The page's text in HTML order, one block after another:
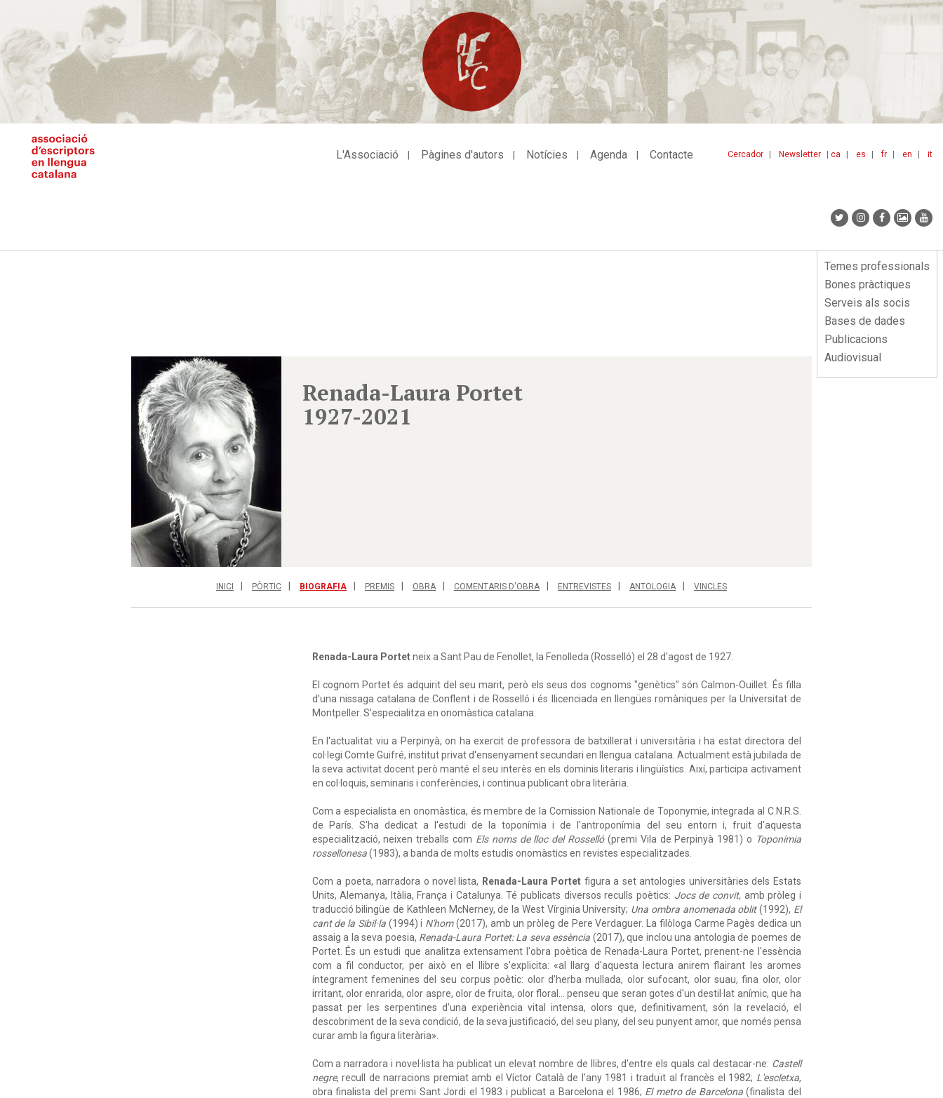
contingut
ca es fr en it
Cercador Newsletter
L'Associació Pàgines d'autors Notícies Agenda Contacte
Menu
lateral
Temes professionals
Bones pràctiques
Serveis als socis
Bases de dades
Publicacions
Audiovisual
Renada-Laura Portet
1927-2021
INICI PÒRTIC BIOGRAFIA PREMIS OBRA COMENTARIS D'OBRA ENTREVISTES ANTOLOGIA VINCLES
Renada-Laura Portetneix a Sant Pau de Fenollet, la Fenolleda (Rosselló) el 28 d'agost de 1927.
El cognom Portet és adquirit del seu marit, però els seus dos cognoms "genètics" són Calmon-Ouillet. És filla
d'una nissaga catalana de Conflent i de Rosselló i és llicenciada en llengües romàniques per la Universitat de
Montpeller. S'especialitza en onomàstica catalana.
En l'actualitat viu a Perpinyà, on ha exercit de professora de batxillerat i universitària i ha estat directora del
col·legi Comte Guifré, institut privat d'ensenyament secundari en llengua catalana. Actualment està jubilada de
la seva activitat docent però manté el seu interès en els dominis literaris i lingüístics. Així, participa activament
en col·loquis, seminaris i conferències, i continua publicant obra literària.
Com a especialista en onomàstica, és membre de la Comission Nationale de Toponymie, integrada al C.N.R.S.
de París. S'ha dedicat a l'estudi de la toponímia i de l'antroponímia del seu entorn i, fruit d'aquesta
especialització, neixen treballs com Els noms de lloc del Rosselló(premi Vila de Perpinyà 1981) o Toponímia
rossellonesa(1983), a banda de molts estudis onomàstics en revistes especialitzades.
Com a poeta, narradora o novel·lista, Renada-Laura Portet figura a set antologies universitàries dels Estats
Units, Alemanya, Itàlia, França i Catalunya. Té publicats diversos reculls poètics: Jocs de convit, amb pròleg i
traducció bilingüe de Kathleen McNerney, de la West Vírginia University; Una ombra anomenada oblit(1992), El
cant de la Sibil·la(1994) i N'hom(2017), amb un pròleg de Pere Verdaguer. La filòloga Carme Pagès dedica un
assaig a la seva poesia, Renada-Laura Portet: La seva essència (2017), que inclou una antologia de poemes de
Portet. És un estudi que analitza extensament l'obra poètica de Renada-Laura Portet, prenent-ne l'essència
com a fil conductor, per això en el llibre s'explicita: «al llarg d'aquesta lectura anirem flairant les aromes
íntegrament femenines del seu corpus poètic: olor d'herba mullada, olor sufocant, olor suau, fina olor, olor
irritant, olor enrarida, olor aspre, olor de fruita, olor floral… penseu que seran gotes d'un destil·lat anímic, que ha
passat per les serpentines d'una experiència vital intensa, olors que, definitivament, són la revelació, el
descobriment de la seva condició, de la seva justificació, del seu plany, del seu punyent amor, que només pensa
curar amb la figura literària».
Com a narradora i novel·lista ha publicat un elevat nombre de llibres, d'entre els quals cal destacar-ne: Castell
negre, recull de narracions premiat amb el Víctor Català de l'any 1981 i traduït al francès el 1982; L'escletxa,
obra finalista del premi Sant Jordi el 1983 i publicat a Barcelona el 1986; El metro de Barcelona(finalista del